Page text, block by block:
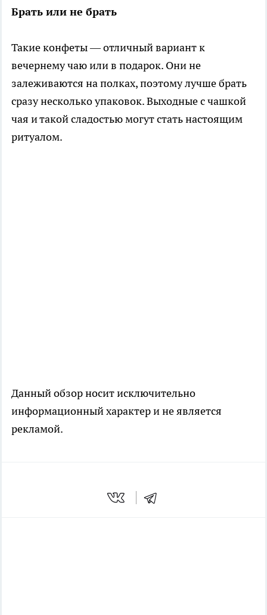
Брать или не брать
Такие конфеты — отличный вариант к
вечернему чаю или в подарок. Они не
залеживаются на полках, поэтому лучше брать
сразу несколько упаковок. Выходные с чашкой
чая и такой сладостью могут стать настоящим
ритуалом.
Данный обзор носит исключительно
информационный характер и не является
рекламой.